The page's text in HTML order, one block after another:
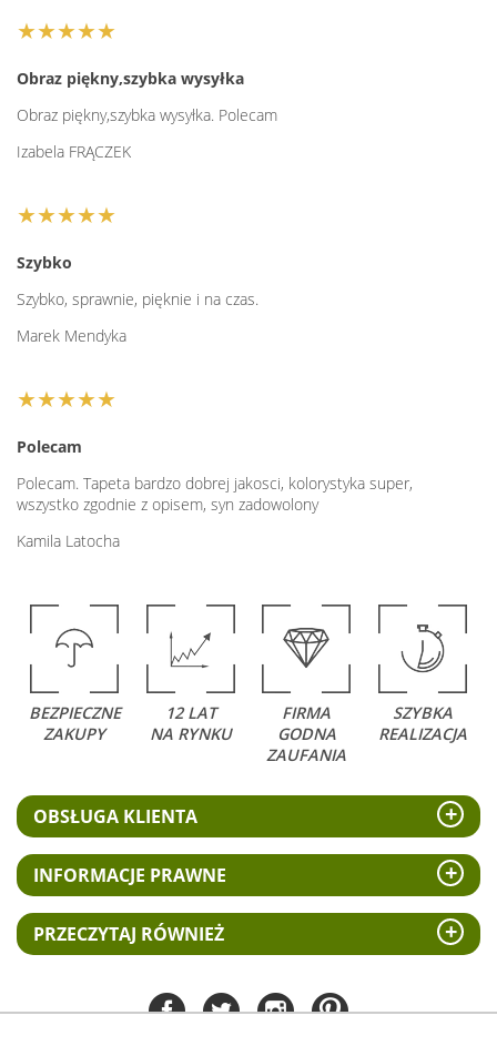
★★★★★
Obraz piękny,szybka wysyłka
Obraz piękny,szybka wysyłka. Polecam
Izabela FRĄCZEK
★★★★★
Szybko
Szybko, sprawnie, pięknie i na czas.
Marek Mendyka
★★★★★
Polecam
Polecam. Tapeta bardzo dobrej jakosci, kolorystyka super,
wszystko zgodnie z opisem, syn zadowolony
Kamila Latocha
BEZPIECZNE
ZAKUPY
12 LAT
NA RYNKU
FIRMA
GODNA
ZAUFANIA
SZYBKA
REALIZACJA
OBSŁUGA KLIENTA
INFORMACJE PRAWNE
PRZECZYTAJ RÓWNIEŻ